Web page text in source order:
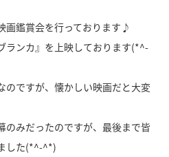
画鑑賞会を行っております♪
ランカ』を上映しております(*^-
のですが、懐かしい映画だと大変
のみだったのですが、最後まで皆
した(*^-^*)